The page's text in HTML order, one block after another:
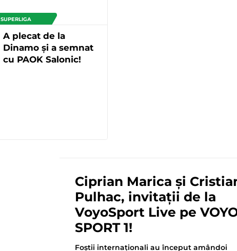
SUPERLIGA
A plecat de la
Dinamo și a semnat
cu PAOK Salonic!
Ciprian Marica și
Pulhac, invitații de la
VoyoSport Live pe
SPORT 1!
Foștii internaționali au început amândoi